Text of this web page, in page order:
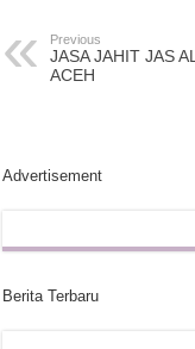
Previous
JASA JAHIT JAS
ACEH
Advertisement
Berita Terbaru